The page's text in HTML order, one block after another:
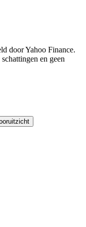
door Yahoo Finance.
en geen